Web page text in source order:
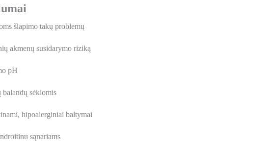
šlapimo takų problemų
akmenų susidarymo riziką
pH
sėklomis
hipoalerginiai baltymai
sąnariams